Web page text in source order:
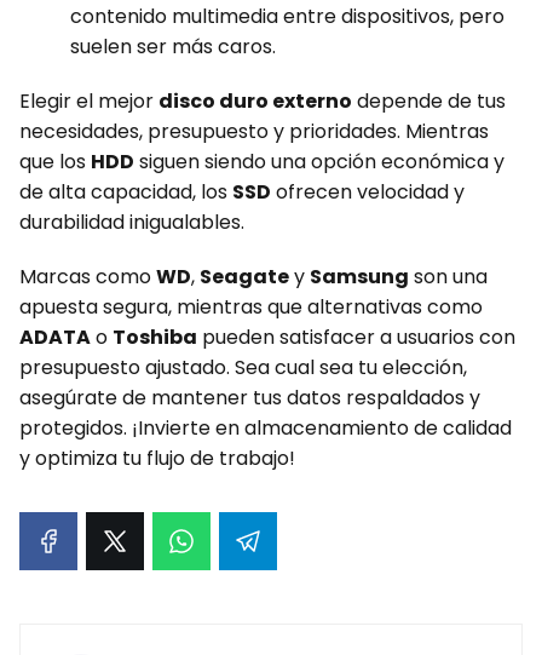
contenido multimedia entre dispositivos, pero
suelen ser más caros.
Elegir el mejor disco duro externo depende de tus
necesidades, presupuesto y prioridades. Mientras
que los HDD siguen siendo una opción económica y
de alta capacidad, los SSD ofrecen velocidad y
durabilidad inigualables.
Marcas comoWD, Seagatey Samsung son una
apuesta segura, mientras que alternativas como
ADATAo Toshiba pueden satisfacer a usuarios con
presupuesto ajustado. Sea cual sea tu elección,
asegúrate de mantener tus datos respaldados y
protegidos. ¡Invierte en almacenamiento de calidad
y optimiza tu flujo de trabajo!